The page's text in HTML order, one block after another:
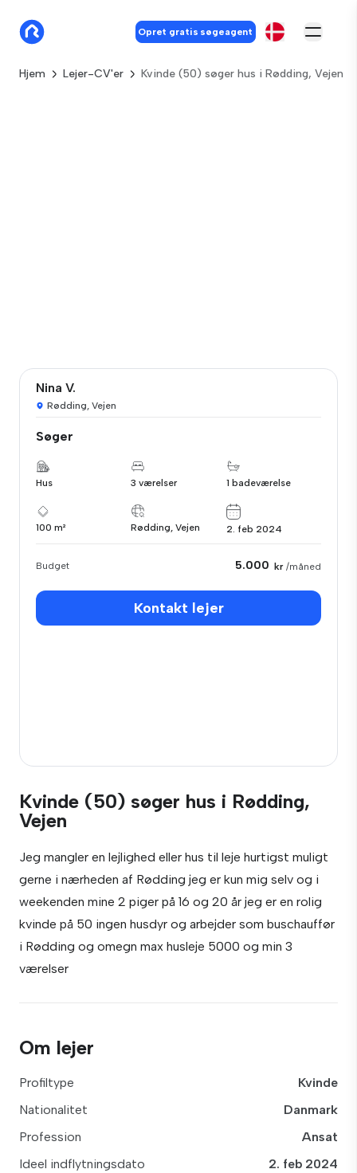
Opret gratis søgeagent
Hjem Lejer-CV'er Kvinde (50) søger hus i Rødding, Vejen
Nina V.
Rødding, Vejen
Søger
Hus 3 værelser 1 badeværelse
100 m² Rødding, Vejen 2. feb 2024
Budget 5.000 kr /måned
Kontakt lejer
Kvinde (50) søger hus i Rødding,
Vejen
Jeg mangler en lejlighed eller hus til leje hurtigst muligt
gerne i nærheden af Rødding jeg er kun mig selv og i
weekenden mine 2 piger på 16 og 20 år jeg er en rolig
kvinde på 50 ingen husdyr og arbejder som buschauffør
i Rødding og omegn max husleje 5000 og min 3
værelser
Om lejer
Profiltype
Kvinde
Nationalitet
Danmark
Profession
Ansat
Ideel indflytningsdato
2. feb 2024